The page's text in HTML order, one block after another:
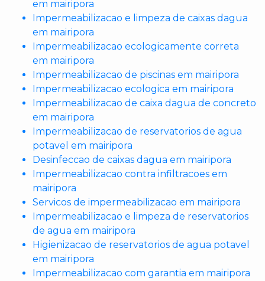
em mairipora
Impermeabilizacao e limpeza de caixas dagua
em mairipora
Impermeabilizacao ecologicamente correta
em mairipora
Impermeabilizacao de piscinas em mairipora
Impermeabilizacao ecologica em mairipora
Impermeabilizacao de caixa dagua de concreto
em mairipora
Impermeabilizacao de reservatorios de agua
potavel em mairipora
Desinfeccao de caixas dagua em mairipora
Impermeabilizacao contra infiltracoes em
mairipora
Servicos de impermeabilizacao em mairipora
Impermeabilizacao e limpeza de reservatorios
de agua em mairipora
Higienizacao de reservatorios de agua potavel
em mairipora
Impermeabilizacao com garantia em mairipora